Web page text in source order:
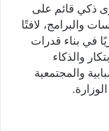
ذكي قائم على
والبرامج، لافتًا
في بناء قدرات
والذكاء
والمجتمعية